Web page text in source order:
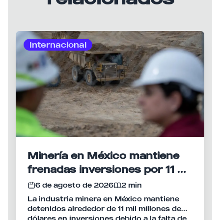
Internacional
Minería en México mantiene
frenadas inversiones por 11 mil
mdd
6 de agosto de 2026
2 min
La industria minera en México mantiene
detenidos alrededor de 11 mil millones de